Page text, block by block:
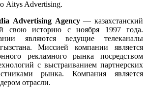
Aitys Advertising.
Advertising Agency— казахстанский
свою историю с ноября 1997 года.
являются ведущие телеканалы
Миссией компании является
рекламного рынка посредством
с выстраиванием партнерских
рынка. Компания является
отрасли.